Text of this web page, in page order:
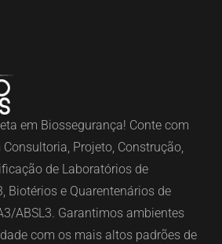
em Biossegurança! Conte com
Projeto, Construção,
de Laboratórios de
Biotérios e Quarentenários de
ABSL3. Garantimos ambientes
com os mais altos padrões de